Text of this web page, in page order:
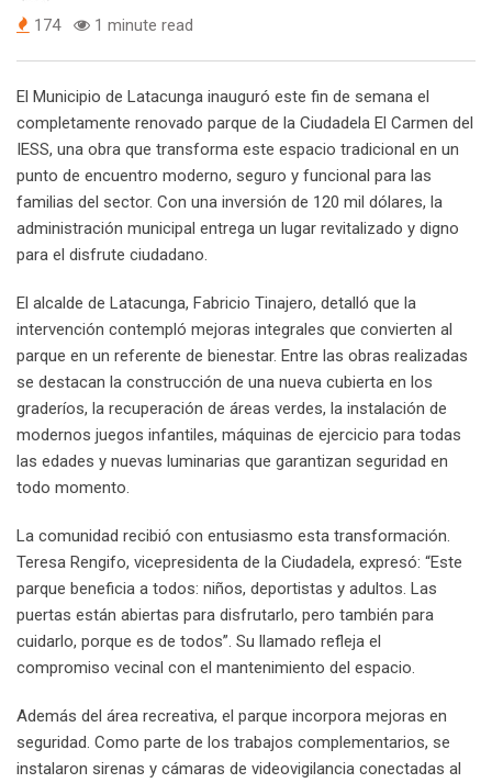
174 1 minute read
El Municipio de Latacunga inauguró este fin de semana el
completamente renovado parque de la Ciudadela El Carmen del
IESS, una obra que transforma este espacio tradicional en un
punto de encuentro moderno, seguro y funcional para las
familias del sector. Con una inversión de 120 mil dólares, la
administración municipal entrega un lugar revitalizado y digno
para el disfrute ciudadano.
El alcalde de Latacunga, Fabricio Tinajero, detalló que la
intervención contempló mejoras integrales que convierten al
parque en un referente de bienestar. Entre las obras realizadas
se destacan la construcción de una nueva cubierta en los
graderíos, la recuperación de áreas verdes, la instalación de
modernos juegos infantiles, máquinas de ejercicio para todas
las edades y nuevas luminarias que garantizan seguridad en
todo momento.
La comunidad recibió con entusiasmo esta transformación.
Teresa Rengifo, vicepresidenta de la Ciudadela, expresó: “Este
parque beneficia a todos: niños, deportistas y adultos. Las
puertas están abiertas para disfrutarlo, pero también para
cuidarlo, porque es de todos”. Su llamado refleja el
compromiso vecinal con el mantenimiento del espacio.
Además del área recreativa, el parque incorpora mejoras en
seguridad. Como parte de los trabajos complementarios, se
instalaron sirenas y cámaras de videovigilancia conectadas al